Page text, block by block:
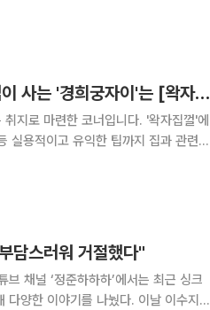
"신드롬 불러올 남자"…훈훈함의 정석 박보검이 사는 '경희궁자이'는 [왁자집껄]
지로 마련한 코너입니다. '왁자집껄'에
실용적이고 유익한 팁까지 집과 관련된
담스러워 거절했다"
야기를 나눴다. 이날 이수지